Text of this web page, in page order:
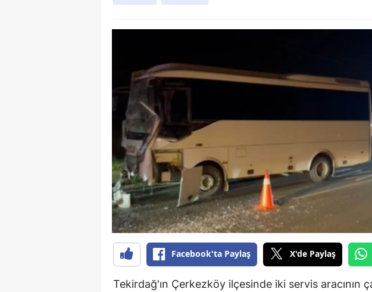
Balıkesir
Bolu
Burdur
Bursa
Çanakkale
Çankırı
Facebook'ta Paylaş X'de Paylaş
Tekirdağ'ın Çerkezköy ilçesinde iki servis aracının